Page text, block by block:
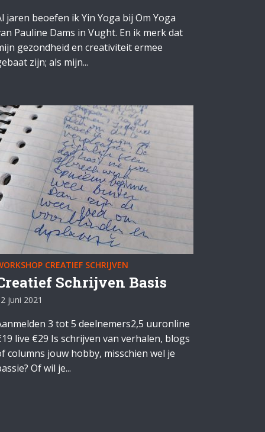
jaren beoefen ik Yin Yoga bij Om Yoga
Pauline Dams in Vught. En ik merk dat
gezondheid en creativiteit ermee
zijn; als mijn...
CREATIEF SCHRIJVEN
Schrijven Basis
juni 2021
3 tot 5 deelnemers2,5 uuronline
live €29 Is schrijven van verhalen, blogs
columns jouw hobby, misschien wel je
Of wil je...